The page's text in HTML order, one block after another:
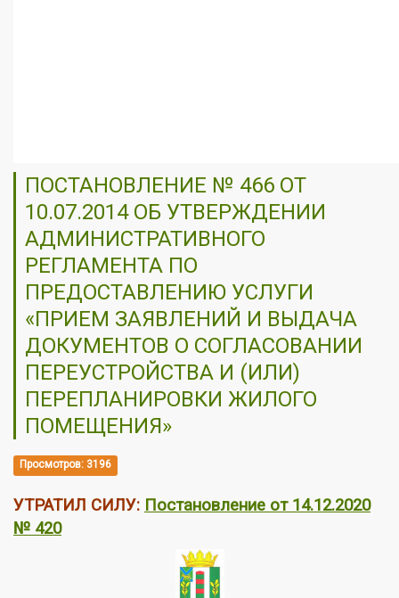
ПОСТАНОВЛЕНИЕ № 466 ОТ
10.07.2014 ОБ УТВЕРЖДЕНИИ
АДМИНИСТРАТИВНОГО
РЕГЛАМЕНТА ПО
ПРЕДОСТАВЛЕНИЮ УСЛУГИ
«ПРИЕМ ЗАЯВЛЕНИЙ И ВЫДАЧА
ДОКУМЕНТОВ О СОГЛАСОВАНИИ
ПЕРЕУСТРОЙСТВА И (ИЛИ)
ПЕРЕПЛАНИРОВКИ ЖИЛОГО
ПОМЕЩЕНИЯ»
Просмотров: 3196
УТРАТИЛ СИЛУ: Постановление от 14.12.2020
№ 420